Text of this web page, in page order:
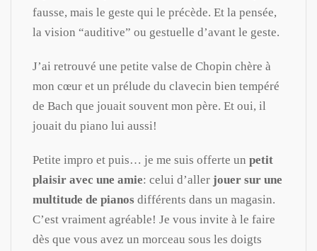
fausse, mais le geste qui le précède. Et la pensée,
la vision “auditive” ou gestuelle d’avant le geste.
J’ai retrouvé une petite valse de Chopin chère à
mon cœur et un prélude du clavecin bien tempéré
de Bach que jouait souvent mon père. Et oui, il
jouait du piano lui aussi!
Petite impro et puis… je me suis offerte un petit
plaisir avec une amie: celui d’aller jouer sur une
multitude de pianos différents dans un magasin.
C’est vraiment agréable! Je vous invite à le faire
dès que vous avez un morceau sous les doigts